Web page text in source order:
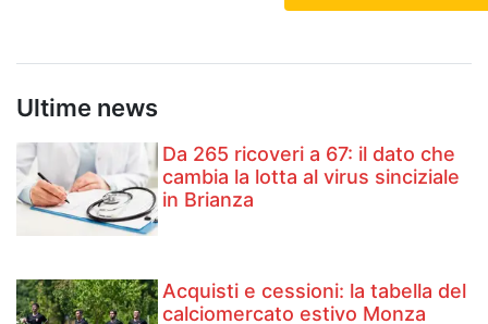
Ultime news
Da 265 ricoveri a 67: il dato che
cambia la lotta al virus sinciziale
in Brianza
Acquisti e cessioni: la tabella del
calciomercato estivo Monza